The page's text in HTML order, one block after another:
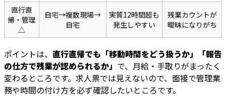
直行直
帰・管理
△
自宅→複数現場→
自宅
実質12時間超も
発生しやすい
残業カウントが
曖昧になりがち
ポイントは、 直行直帰でも「移動時間をどう扱うか」「報告
の仕方で残業が認められるか」 で、月給・手取りがまったく
変わるところです。求人票では見えないので、面接で管理業
務や時間の付け方を必ず確認したいところです。